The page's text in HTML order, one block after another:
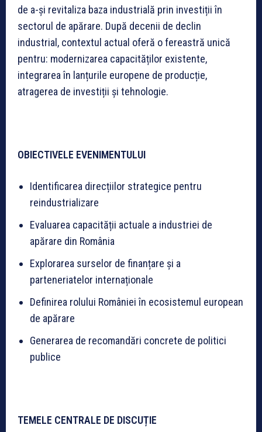
de a-și revitaliza baza industrială prin investiții în
sectorul de apărare. După decenii de declin
industrial, contextul actual oferă o fereastră unică
pentru: modernizarea capacităților existente,
integrarea în lanțurile europene de producție,
atragerea de investiții și tehnologie.
OBIECTIVELE EVENIMENTULUI
Identificarea direcțiilor strategice pentru
reindustrializare
Evaluarea capacității actuale a industriei de
apărare din România
Explorarea surselor de finanțare și a
parteneriatelor internaționale
Definirea rolului României în ecosistemul european
de apărare
Generarea de recomandări concrete de politici
publice
TEMELE CENTRALE DE DISCUȚIE